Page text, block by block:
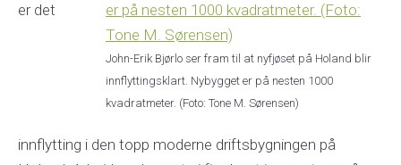
John-Erik Bjørlo ser fram til at nyfjøset på Holand blir
innflyttingsklart. Nybygget er på nesten 1000
kvadratmeter. (Foto: Tone M. Sørensen)
er det
innflytting i den topp moderne driftsbygningen på